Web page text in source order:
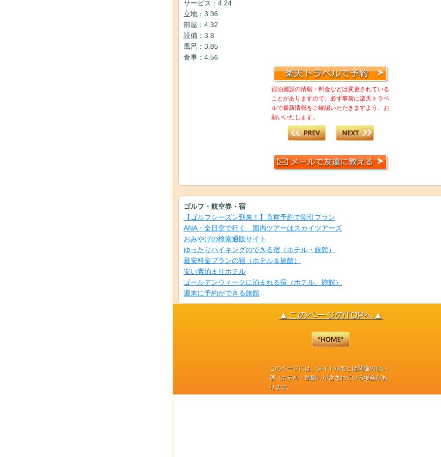
サービス：4.24
立地：3.96
部屋：4.32
設備：3.8
風呂：3.85
食事：4.56
宿泊施設の情報・料金などは変更されている
ことがありますので、必ず事前に楽天トラベ
ルで最新情報をご確認いただきますよう、お
願いいたします。
ゴルフ・航空券・宿
【ゴルフシーズン到来！】直前予約で割引プラン
ANA・全日空で行く 国内ツアーはスカイツアーズ
おみやげの検索通販サイト
ゆったりハイキングのできる宿（ホテル・旅館）
最安料金プランの宿（ホテル＆旅館）
安い素泊まりホテル
ゴールデンウィークに泊まれる宿（ホテル、旅館）
週末に予約ができる旅館
▲このページのTOPへ▲
このページには、タイトル名とは関連のない
宿（ホテル・旅館）が含まれている場合があ
ります。